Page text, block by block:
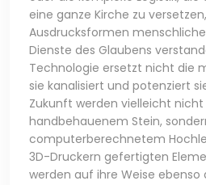
eine ganze Kirche zu
Ausdrucksformen
Dienste des Glaubens
Technologie ersetzt nicht die
sie kanalisiert und potenziert
Zukunft werden vielleicht
handbehauenem Stein,
computerberechnetem
3D-Druckern gefertigten
werden auf ihre Weise